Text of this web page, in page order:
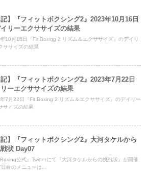
記】『フィットボクシング2』2023年10月16日
リーエクササイズの結果
10月16日『Fit Boxing 2 リズム＆エクササイズ』のデイリ
ササイズの結果
記】『フィットボクシング2』2023年7月22日
ーエクササイズの結果
7月22日『Fit Boxing 2 リズム＆エクササイズ』のデイリー
サイズの結果
記】『フィットボクシング2』大河タケルから
状 Day07
Boxing公式』Twitterにて『大河タケルからの挑戦状』が開催
目のメニューは...